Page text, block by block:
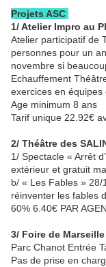
Projets ASC
1/ Atelier Impro au
Atelier participatif de
personnes pour un
novembre si
Echauffement
exercices en équipes
Age minimum 8 ans
Tarif unique 22.92€
2/ Théâtre des
1/ Spectacle « Arrêt
extérieur et gratuit
b/ « Les Fables »
réinventer les fables
60% 6.40€ PAR
3/ Foire de Marseille
Parc Chanot Entrée
Pas de prise en